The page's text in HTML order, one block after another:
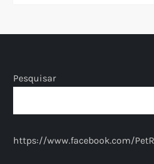
Pesquisar
https://www.facebook.com/